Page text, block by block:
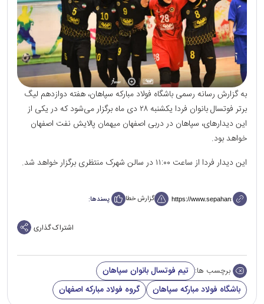
به گزارش رسانه رسمی باشگاه فولاد مبارکه سپاهان، هفته دوازدهم لیگ
برتر فوتسال بانوان فردا یکشنبه ۲۸ دی ماه برگزار می‌شود که در یکی از
این دیدار‌های، سپاهان در دربی اصفهان میهمان پالایش نفت اصفهان
خواهد بود.
این دیدار فردا از ساعت ۱۱:۰۰ در سالن شهرک منتظری برگزار خواهد شد.
گزارش خطا پسندها:
اشتراک گذاری
برچسب ها: تیم فوتسال بانوان سپاهان
باشگاه فولاد مبارکه سپاهان
گروه فولاد مبارکه اصفهان